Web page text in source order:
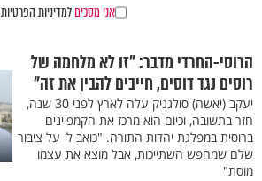
אני מסכיםלמדיניות הפרטיות
הרוסי-החרדי מדבר: "זו לא מלחמה של
רוסים נגד דוסים, חייבים להבין את זה"
יעקב (יאשה) סולגניק עלה לארץ לפני 30 שנה,
חזר בתשובה, וכיום הוא מרכז את הקמפיינים
ברוסית במפלגת יהדות התורה. "כואב לי על ציבור
שלם שמחפש השתייכות, אבל מוצא את עצמו
מוסת"